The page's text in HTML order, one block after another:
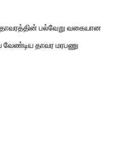
பல்வேறு வகையான
தாவர மரபணு